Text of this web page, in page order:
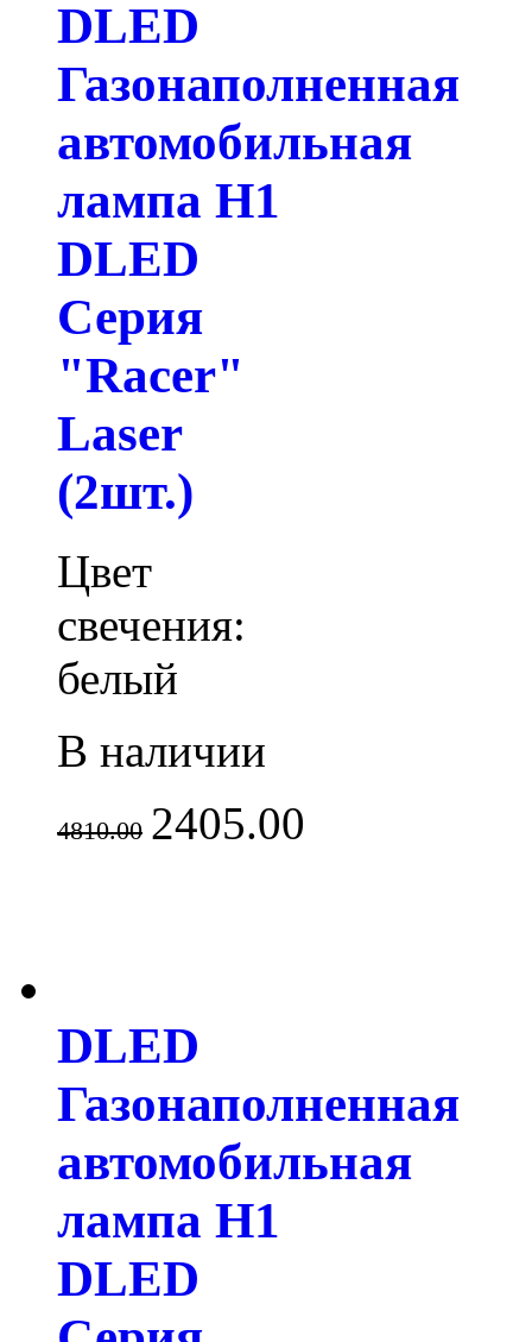
DLED
Газонаполненная
автомобильная
лампа H1
DLED
Серия
"Racer"
Laser
(2шт.)
Цвет
свечения:
белый
В наличии
4810.00 2405.00
DLED
Газонаполненная
автомобильная
лампа H1
DLED